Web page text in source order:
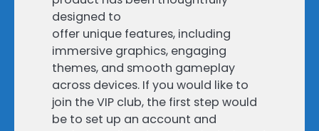
designed to
offer unique features, including
immersive graphics, engaging
themes, and smooth gameplay
across devices. If you would like to
join the VIP club, the first step would
be to set up an account and